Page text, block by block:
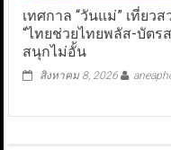
เทศกาล “วันแม่” เที่ยว
“ไทยช่วยไทยพลัส-บัตร
สนุกไม่อั้น
สิงหาคม 8, 2026